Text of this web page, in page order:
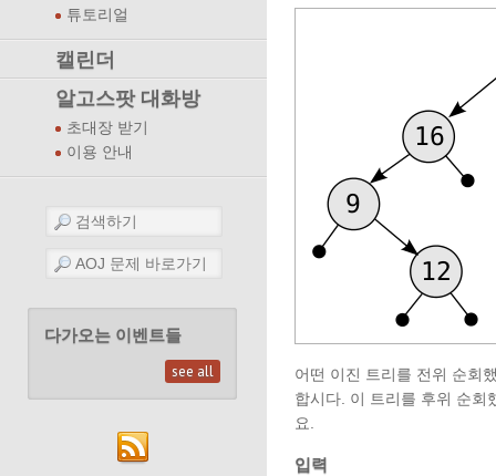
튜토리얼
캘린더
알고스팟 대화방
초대장 받기
이용 안내
다가오는 이벤트들
see all
어떤 이진 트리를 전위 순회
합시다. 이 트리를 후위 순회
요.
입력